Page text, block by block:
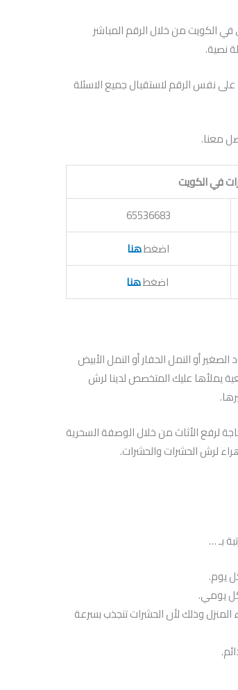
الكويت من خلال الرقم المباشر
نفس الرقم لاستقبال جميع الاسئلة
معنا.
في الكويت
65536683
اضغطهنا
اضغطهنا
أو النمل الحفار أو النمل الأبيض
يملأها عليك المتخصص لدينا لرش
لرفع الأثاث من خلال الوصفة السحرية
لرش الحشرات والحشرات.
بـ …
يوم.
يومي.
وذلك لأن الحشرات تنجذب بسرعة